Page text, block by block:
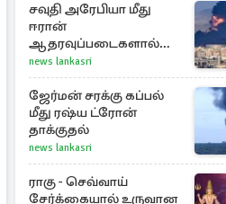
சவுதி அரேபியா மீது
ஈரான்
ஆதரவுப்படைகளால்
இருமுனைத் தாக்குதல்:
நெருக்கடியில் மத்திய
கிழக்கு
news lankasri
ஜேர்மன் சரக்கு கப்பல்
மீது ரஷ்ய ட்ரோன்
தாக்குதல்
news lankasri
ராகு - செவ்வாய்
சேர்க்கையால் உருவான